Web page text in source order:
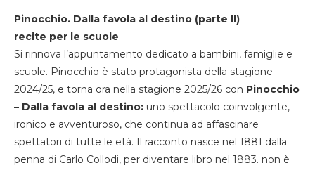
Pinocchio. Dalla favola al destino (parte II)
recite per le scuole
Si rinnova l’appuntamento dedicato a bambini, famiglie e
scuole. Pinocchio è stato protagonista della stagione
2024/25, e torna ora nella stagione 2025/26 con Pinocchio
– Dalla favola al destino: uno spettacolo coinvolgente,
ironico e avventuroso, che continua ad affascinare
spettatori di tutte le età. Il racconto nasce nel 1881 dalla
penna di Carlo Collodi, per diventare libro nel 1883. non è